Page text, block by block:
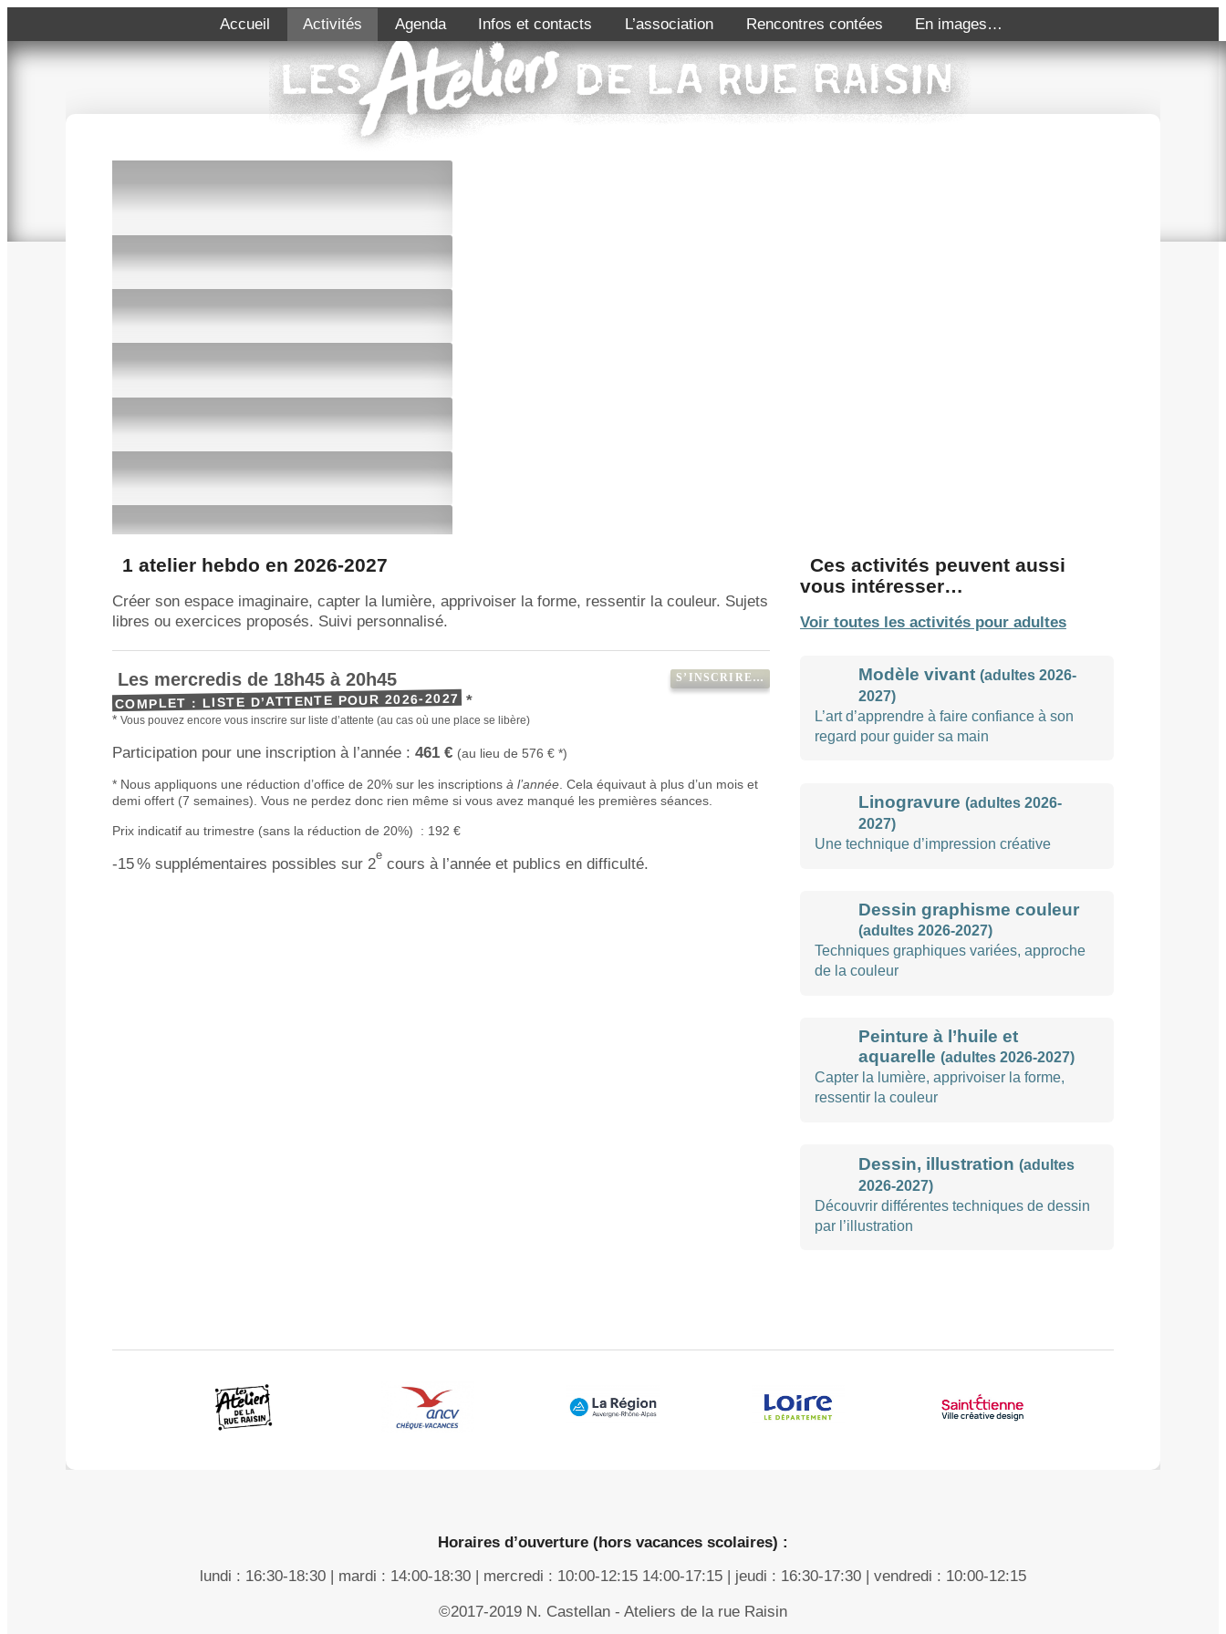
Accueil Activités Agenda Infos et contacts L’association Rencontres contées En images…
Peinture à l’huile et
aquarelle
1 atelier hebdo adultes
Animé par
Maud Lienard
Activité ouverte aux adhérents 2026-2027 (cotisation
individuelle20 €ou familiale30 €).
Horaires et détails atelier hebdo
1 atelier hebdo en 2026-2027
Créer son espace imaginaire, capter la lumière, apprivoiser la forme, ressentir la couleur. Sujets
libres ou exercices proposés. Suivi personnalisé.
S’INSCRIRE…
Les mercredis de 18h45 à 20h45
COMPLET : LISTE D’ATTENTE POUR 2026-2027 *
* Vous pouvez encore vous inscrire sur liste d’attente (au cas où une place se libère)
Participation pour une inscription à l’année : 461 € (au lieu de 576 € *)
* Nous appliquons une réduction d’office de 20% sur les inscriptions à l’année . Cela équivaut à plus d’un mois et
demi offert (7 semaines). Vous ne perdez donc rien même si vous avez manqué les premières séances.
Prix indicatif au trimestre (sans la réduction de 20%) : 192 €
-15% supplémentaires possibles sur 2
e
cours à l’année et publics en difficulté.
Ces activités peuvent aussi
vous intéresser…
Voir toutes les activités pour adultes
Modèle vivant(adultes 2026-
2027)
L’art d’apprendre à faire confiance à son
regard pour guider sa main
Linogravure(adultes 2026-
2027)
Une technique d’impression créative
Dessin graphisme couleur
(adultes 2026-2027)
Techniques graphiques variées, approche
de la couleur
Peinture à l’huile et
aquarelle(adultes 2026-2027)
Capter la lumière, apprivoiser la forme,
ressentir la couleur
Dessin, illustration(adultes
2026-2027)
Découvrir différentes techniques de dessin
par l’illustration
Horaires d’ouverture (hors vacances scolaires) :
lundi : 16:30-18:30 | mardi : 14:00-18:30 | mercredi : 10:00-12:15 14:00-17:15 | jeudi : 16:30-17:30 | vendredi : 10:00-12:15
©2017-2019 N. Castellan - Ateliers de la rue Raisin